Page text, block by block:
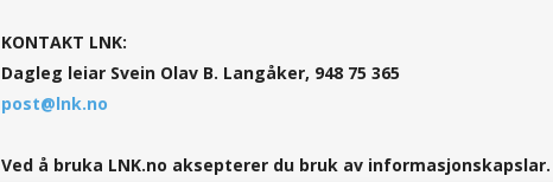
KONTAKT LNK:
Dagleg leiar Svein Olav B. Langåker, 948 75 365
post@lnk.no
Ved å bruka LNK.no aksepterer du bruk av informasjonskapslar.